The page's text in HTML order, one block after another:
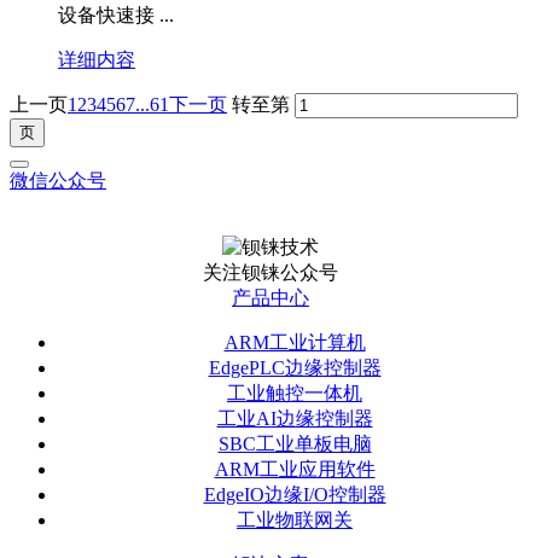
设备快速接 ...
详细内容
上一页1 234567...61下一页 转至第
微信公众号
关注钡铼公众号
产品中心
ARM工业计算机
EdgePLC边缘控制器
工业触控一体机
工业AI边缘控制器
SBC工业单板电脑
ARM工业应用软件
EdgeIO边缘I/O控制器
工业物联网关